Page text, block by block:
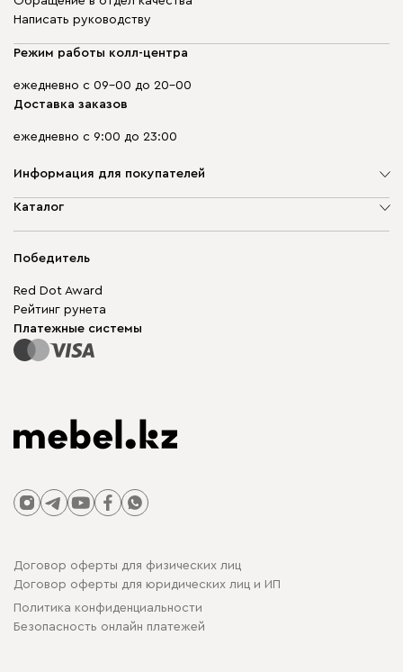
Написать руководству
Режим работы колл-центра
ежедневно с 09-00 до 20-00
Доставка заказов
ежедневно с 9:00 до 23:00
Информация для покупателей
О компании
Гарантия
Для бизнеса
Карта сайта
Каталог
Корпусная мебель
Модульная мебель
Столы и стулья
Победитель
Red Dot Award
Рейтинг рунета
Платежные системы
Договор оферты для физических лиц
Договор оферты для юридических лиц и ИП
Политика конфиденциальности
Безопасность онлайн платежей